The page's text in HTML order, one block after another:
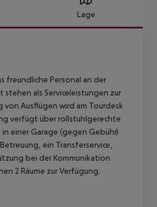
Lage
freundliche Personal an der
als Serviceleistungen zur
Ausflügen wird am Tourdesk
verfügt über rollstuhlgerechte
einer Garage (gegen Gebühr)
ein Transferservice,
bei der Kommunikation
2 Räume zur Verfügung.